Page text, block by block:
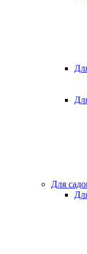
Для